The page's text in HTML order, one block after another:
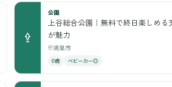
公園
上谷総合公園｜無料で終日楽しめ
が魅力
鴻巣市
0歳 ベビーカー◎